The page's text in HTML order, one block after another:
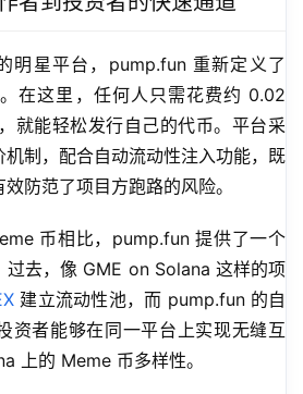
明星平台，pump.fun 重新定义了
在这里，任何人只需花费约 0.02
就能轻松发行自己的代币。平台采
制，配合自动流动性注入功能，既
防范了项目方跑路的风险。
币相比，pump.fun 提供了一个
过去，像 GME on Solana 这样的项
建立流动性池，而 pump.fun 的自
资者能够在同一平台上实现无缝互
上的 Meme 币多样性。